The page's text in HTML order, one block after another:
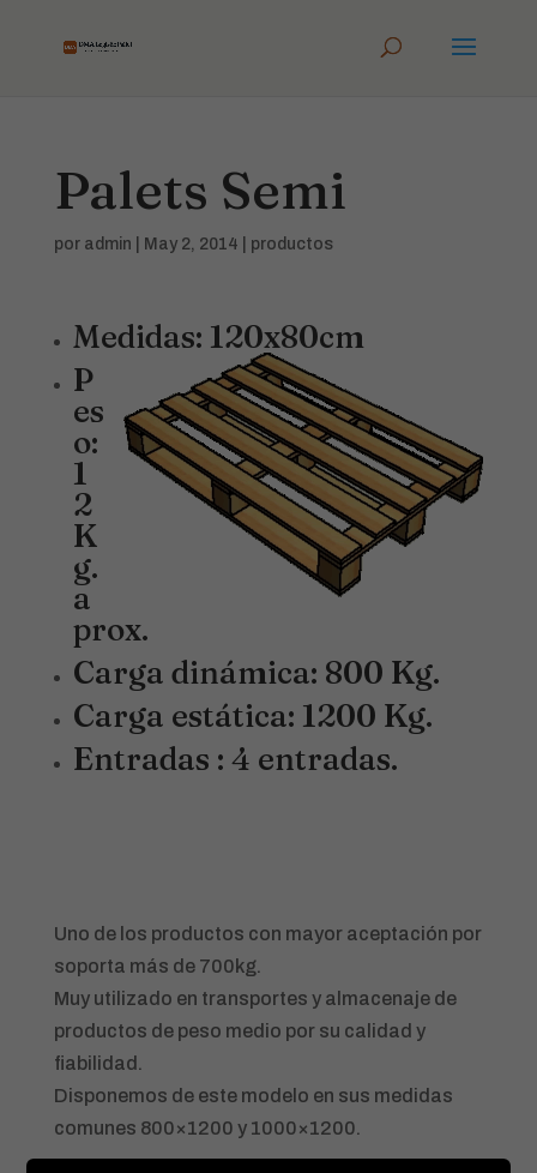
Palets Semi
por admin May 2, 2014 productos
Medidas: 120x80cm
P
es
o:
1
2
K
g.
a
prox.
Carga dinámica: 800 Kg.
Carga estática: 1200 Kg.
Entradas : 4 entradas.
Uno de los productos con mayor aceptación por
soporta más de 700kg.
Muy utilizado en transportes y almacenaje de
productos de peso medio por su calidad y
fiabilidad.
Disponemos de este modelo en sus medidas
comunes 800×1200 y 1000×1200.